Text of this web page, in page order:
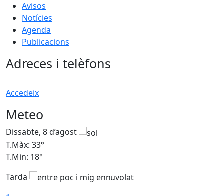
Avisos
Notícies
Agenda
Publicacions
Adreces i telèfons
Accedeix
Meteo
Dissabte, 8 d’agost
T.Màx: 33°
T.Min: 18°
Tarda